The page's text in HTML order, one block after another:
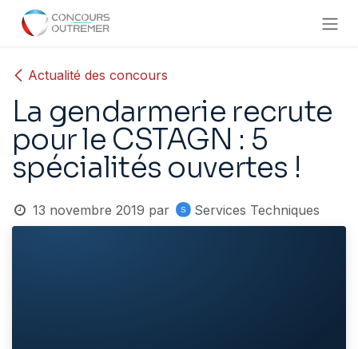
Se rendre au contenu
Actualité des concours
La gendarmerie recrute
pour le CSTAGN : 5
spécialités ouvertes !
13 novembre 2019 par Services Techniques